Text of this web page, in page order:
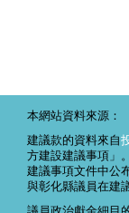
本網站資料來源：
建議款的資料來自
方建設建議事項」
建議事項文件中公
與彰化縣議員在建